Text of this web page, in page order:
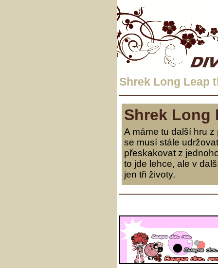
Shrek Long Leap
Shrek Long
A máme tu další hru
se musí stále
přeskakovat z
to jde lehce, ale v
jen tři životy.